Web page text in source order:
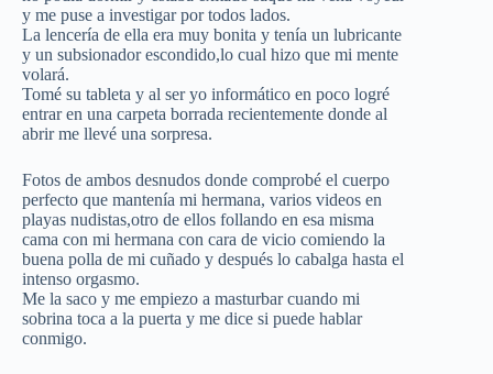
y me puse a investigar por todos lados.
La lencería de ella era muy bonita y tenía un lubricante
y un subsionador escondido,lo cual hizo que mi mente
volará.
Tomé su tableta y al ser yo informático en poco logré
entrar en una carpeta borrada recientemente donde al
abrir me llevé una sorpresa.
Fotos de ambos desnudos donde comprobé el cuerpo
perfecto que mantenía mi hermana, varios videos en
playas nudistas,otro de ellos follando en esa misma
cama con mi hermana con cara de vicio comiendo la
buena polla de mi cuñado y después lo cabalga hasta el
intenso orgasmo.
Me la saco y me empiezo a masturbar cuando mi
sobrina toca a la puerta y me dice si puede hablar
conmigo.